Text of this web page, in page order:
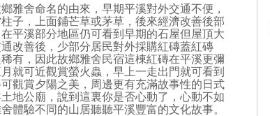
雅舍命名的由來，早期平溪對外交通不便，
子，上面鋪芒草或茅草，後來經濟改善後部
平溪部分地區仍可看到早期的石屋但屋頂大
改善後，少部分居民對外採購紅磚蓋紅磚
有，因此故鄉雅舍民宿這棟紅磚在平溪更彌
就可近觀賞螢火蟲，早上一走出門就可看到
觀賞夕陽之美，周邊更有充滿故事性的日式
地公廟，說到這裏你是否心動了，心動不如
體驗不同的山居聽聽平溪豐富的文化故事。